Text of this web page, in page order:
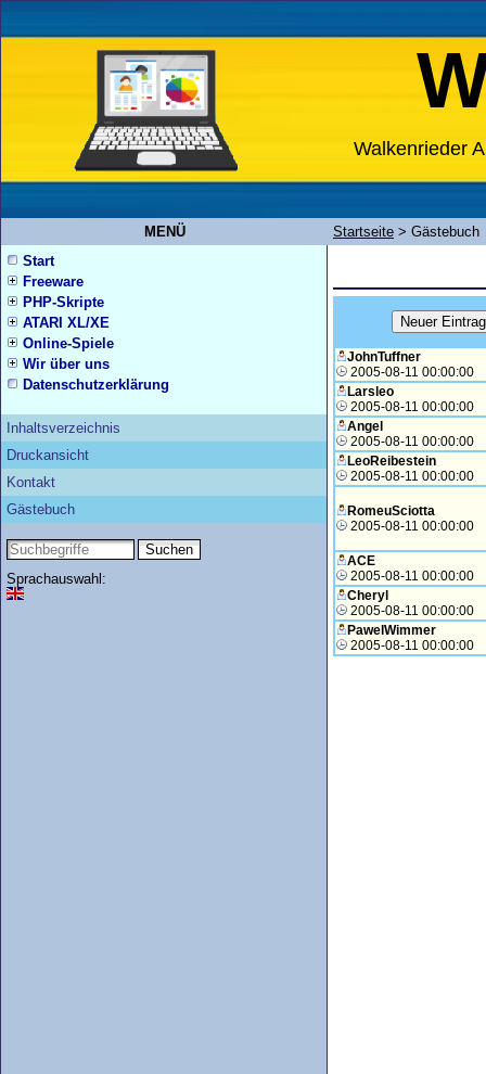
Walkenrieder
MENÜ Startseite > Gästebuch
Start
Freeware
PHP-Skripte
ATARI XL/XE
Online-Spiele
Wir über uns
Datenschutzerklärung
Inhaltsverzeichnis
Druckansicht
Kontakt
Gästebuch
Sprachauswahl:
JohnTuffner
2005-08-11 00:00:00
Larsleo
2005-08-11 00:00:00
Angel
2005-08-11 00:00:00
LeoReibestein
2005-08-11 00:00:00
RomeuSciotta
2005-08-11 00:00:00
ACE
2005-08-11 00:00:00
Cheryl
2005-08-11 00:00:00
PawelWimmer
2005-08-11 00:00:00